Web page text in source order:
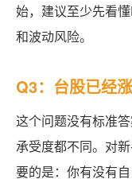
始，建议至少先看
和波动风险。
Q3：台股已经
这个问题没有标准
承受度都不同。对
要的是：你有没有